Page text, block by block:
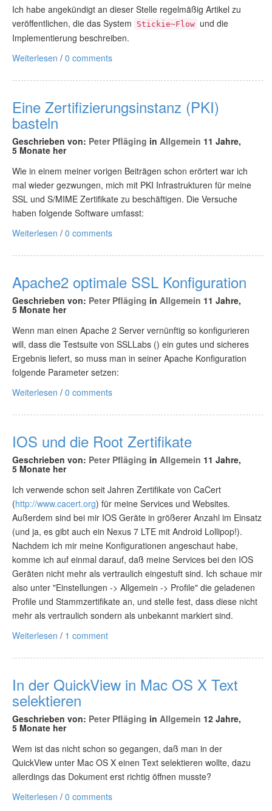
Ich habe angekündigt an dieser Stelle regelmäßig Artikel zu
veröffentlichen, die das System
Stickie~Flow und die
Implementierung beschreiben.
Weiterlesen / 0 comments
Eine Zertifizierungsinstanz (PKI)
basteln
Geschrieben von: Peter Pfläging in Allgemein 11 Jahre,
5 Monate her
Wie in einem meiner vorigen Beiträgen schon erörtert war ich
mal wieder gezwungen, mich mit PKI Infrastrukturen für meine
SSL und S/MIME Zertifikate zu beschäftigen. Die Versuche
haben folgende Software umfasst:
Weiterlesen / 0 comments
Apache2 optimale SSL Konfiguration
Geschrieben von: Peter Pfläging in Allgemein 11 Jahre,
5 Monate her
Wenn man einen Apache 2 Server vernünftig so konfigurieren
will, dass die Testsuite von SSLLabs () ein gutes und sicheres
Ergebnis liefert, so muss man in seiner Apache Konfiguration
folgende Parameter setzen:
Weiterlesen / 0 comments
IOS und die Root Zertifikate
Geschrieben von: Peter Pfläging in Allgemein 11 Jahre,
5 Monate her
Ich verwende schon seit Jahren Zertifikate von CaCert
(http://www.cacert.org) für meine Services und Websites.
Außerdem sind bei mir IOS Geräte in größerer Anzahl im Einsatz
(und ja, es gibt auch ein Nexus 7 LTE mit Android Lollipop!).
Nachdem ich mir meine Konfigurationen angeschaut habe,
komme ich auf einmal darauf, daß meine Services bei den IOS
Geräten nicht mehr als vertraulich eingestuft sind. Ich schaue mir
also unter "Einstellungen -> Allgemein -> Profile" die geladenen
Profile und Stammzertifikate an, und stelle fest, dass diese nicht
mehr als vertraulich sondern als unbekannt markiert sind.
Weiterlesen / 1 comment
In der QuickView in Mac OS X Text
selektieren
Geschrieben von: Peter Pfläging in Allgemein 12 Jahre,
5 Monate her
Wem ist das nicht schon so gegangen, daß man in der
QuickView unter Mac OS X einen Text selektieren wollte, dazu
allerdings das Dokument erst richtig öffnen musste?
Weiterlesen / 0 comments